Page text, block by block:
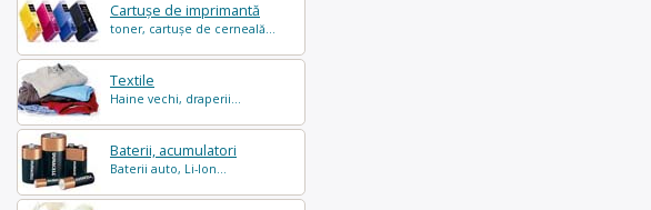
Cartușe de imprimantă
toner, cartușe de cerneală...
Textile
Haine vechi, draperii...
Baterii, acumulatori
Baterii auto, Li-Ion...